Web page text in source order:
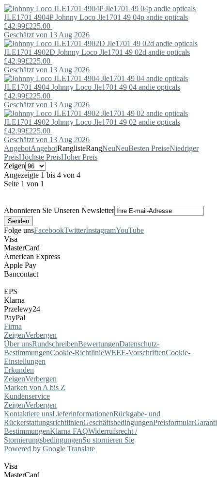
JLE1701 4904PJohnny Loco Jle1701 49 04p andie opticals
£42.99£225.00
Geschätzt von 13 Aug 2026
JLE1701 4902D Johnny Loco Jle1701 49 02d andie opticals
£42.99£225.00
Geschätzt von 13 Aug 2026
JLE1701 4904 Johnny Loco Jle1701 49 04 andie opticals
£42.99£225.00
Geschätzt von 13 Aug 2026
JLE1701 4902 Johnny Loco Jle1701 49 02 andie opticals
£42.99£225.00
Geschätzt von 13 Aug 2026
AngebotAngebotRanglisteRangNeuNeuBesten PreiseNiedriger
PreisHöchste PreisHoher Preis
Zeigen
Angezeigte 1 bis 4 von 4
Seite 1 von 1
Abonnieren Sie Unseren Newsletter
Folge unsFacebookTwitterInstagramYouTube
Visa
MasterCard
American Express
Apple Pay
Bancontact
EPS
Klarna
Przelewy24
PayPal
Firma
ZeigenVerbergen
Über unsRundschreibenBewertungenDatenschutz-
BestimmungenCookie-RichtlinieWEEE-VorschriftenCookie-
Einstellungen
Erkunden
ZeigenVerbergen
Marken von A bis Z
Kundenservice
ZeigenVerbergen
Kontaktiere unsLieferinformationenRückgabe- und
RückerstattungsrichtlinienGeschäftsbedingungenPreisformular
BestimmungenKlarna FAQWiderrufsrecht /
StornierungsbedingungenSo stornieren Sie
Powered by Google Translate
Visa
MasterCard